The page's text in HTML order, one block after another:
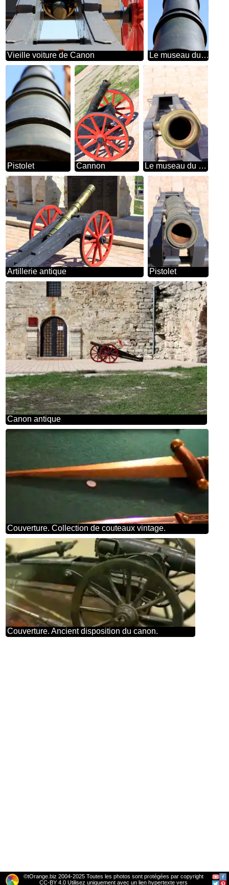
Vieille voiture de Canon Le museau du pistolet
Pistolet Cannon Le museau du pistolet
Artillerie antique Pistolet
Canon antique
Couverture. Collection de couteaux vintage.
Couverture. Ancient disposition du canon.
©tOrange.biz 2004-2025 Toutes les photos sont protégées par copyright
CC-BY 4.0 Utilisez uniquement avec un lien hypertexte vers